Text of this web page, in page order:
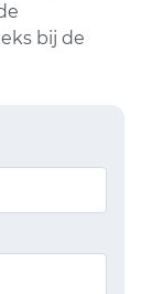
bij de